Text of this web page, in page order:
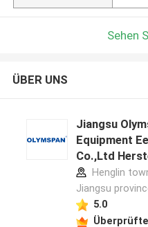
Sehen
ÜBER UNS
Jiangsu
Equipment
Co.,Ltd
Henglin
Jiangsu
5.0